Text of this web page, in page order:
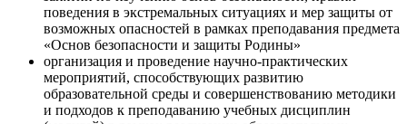
поведения в экстремальных ситуациях и мер защиты от
возможных опасностей в рамках преподавания предмета
«Основ безопасности и защиты Родины»
организация и проведение научно-практических
мероприятий, способствующих развитию
образовательной среды и совершенствованию методики
и подходов к преподаванию учебных дисциплин